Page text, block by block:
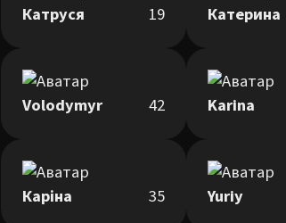
Катруся 19 Катерина
Volodymyr 42 Karina
Каріна 35 Yuriy